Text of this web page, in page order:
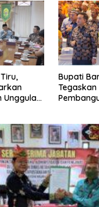
Unggulan
Bupati